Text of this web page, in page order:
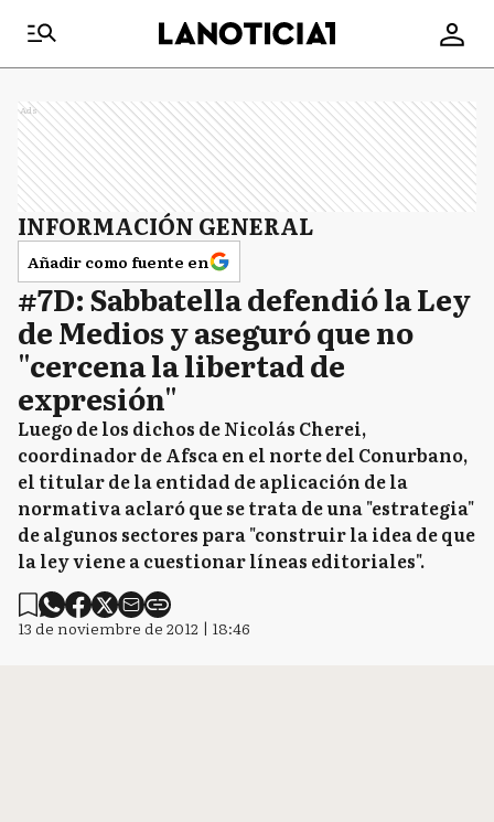
Ads
INFORMACIÓN GENERAL
Añadir como fuente en
#7D: Sabbatella defendió la Ley
de Medios y aseguró que no
"cercena la libertad de
expresión"
Luego de los dichos de Nicolás Cherei,
coordinador de Afsca en el norte del Conurbano,
el titular de la entidad de aplicación de la
normativa aclaró que se trata de una "estrategia"
de algunos sectores para "construir la idea de que
la ley viene a cuestionar líneas editoriales".
13 de noviembre de 2012 | 18:46